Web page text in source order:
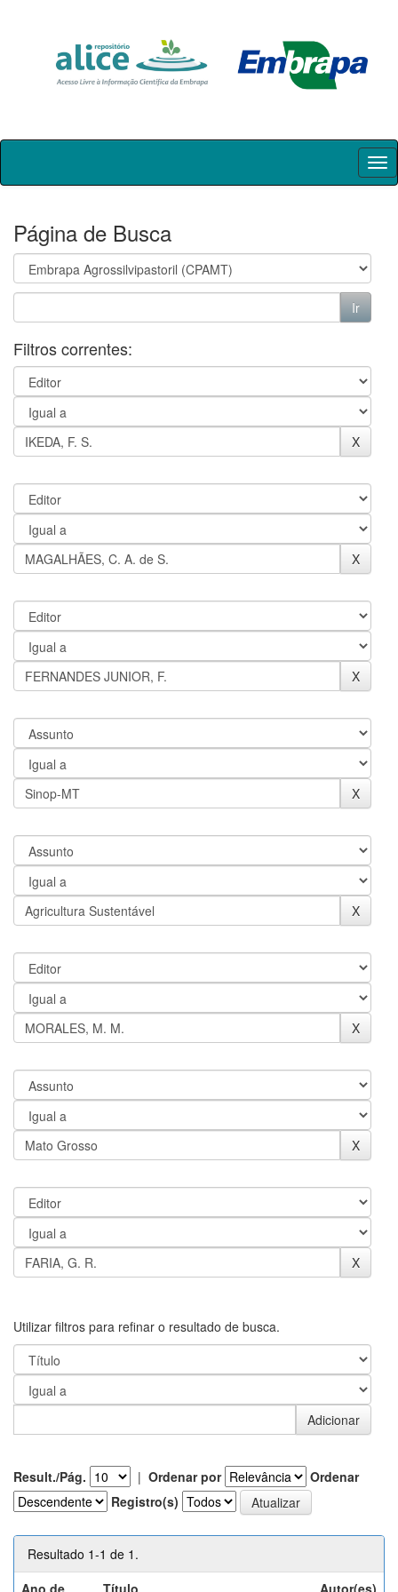
Skip
Página de Busca
Filtros correntes:
Utilizar filtros para refinar o resultado de busca.
Result./Pág. | Ordenar por
Ordenar
Registro(s)
Resultado 1-1 de 1.
Ano de
Título Autor(es)